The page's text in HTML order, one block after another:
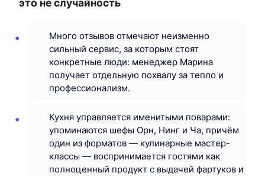
Много отзывов отмечают неизменно
сильный сервис, за которым стоят
конкретные люди: менеджер Марина
получает отдельную похвалу за тепло и
профессионализм.
Кухня управляется именитыми поварами:
упоминаются шефы Орн, Нинг и Ча, причём
один из форматов — кулинарные мастер-
классы — воспринимается гостями как
полноценный продукт с выдачей фартуков и